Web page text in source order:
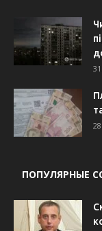
ПОПУЛЯРНЫЕ